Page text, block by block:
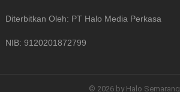
Diterbitkan Oleh: PT Halo Media Perkasa
NIB: 9120201872799
© 2026 by Halo Semarang